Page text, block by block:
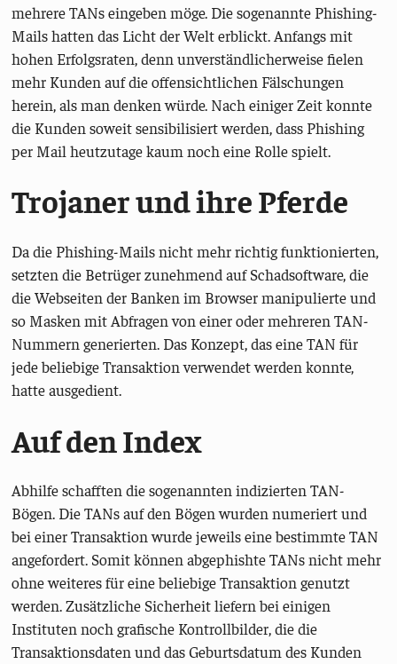
mehrere TANs eingeben möge. Die sogenannte Phishing-
Mails hatten das Licht der Welt erblickt. Anfangs mit
hohen Erfolgsraten, denn unverständlicherweise fielen
mehr Kunden auf die offensichtlichen Fälschungen
herein, als man denken würde. Nach einiger Zeit konnte
die Kunden soweit sensibilisiert werden, dass Phishing
per Mail heutzutage kaum noch eine Rolle spielt.
Trojaner und ihre Pferde
Da die Phishing-Mails nicht mehr richtig funktionierten,
setzten die Betrüger zunehmend auf Schadsoftware, die
die Webseiten der Banken im Browser manipulierte und
so Masken mit Abfragen von einer oder mehreren TAN-
Nummern generierten. Das Konzept, das eine TAN für
jede beliebige Transaktion verwendet werden konnte,
hatte ausgedient.
Auf den Index
Abhilfe schafften die sogenannten indizierten TAN-
Bögen. Die TANs auf den Bögen wurden numeriert und
bei einer Transaktion wurde jeweils eine bestimmte TAN
angefordert. Somit können abgephishte TANs nicht mehr
ohne weiteres für eine beliebige Transaktion genutzt
werden. Zusätzliche Sicherheit liefern bei einigen
Instituten noch grafische Kontrollbilder, die die
Transaktionsdaten und das Geburtsdatum des Kunden